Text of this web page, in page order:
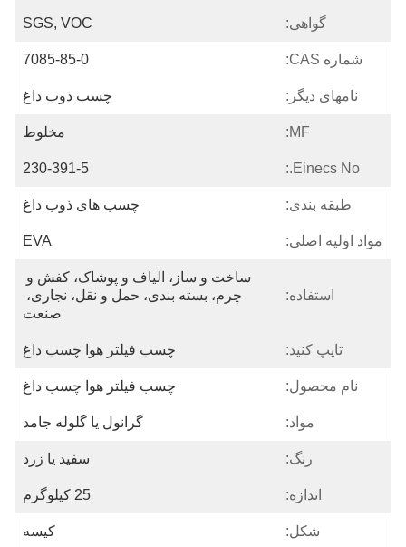
گواهی: SGS, VOC
شماره CAS: 7085-85-0
نامهای دیگر: چسب ذوب داغ
MF: مخلوط
Einecs No.:
230-391-5
طبقه بندی: چسب های ذوب داغ
مواد اولیه اصلی: EVA
استفاده:
ساخت و ساز، الیاف و پوشاک، کفش و
چرم، بسته بندی، حمل و نقل، نجاری،
صنعت
تایپ کنید: چسب فیلتر هوا چسب داغ
نام محصول: چسب فیلتر هوا چسب داغ
مواد: گرانول یا گلوله جامد
رنگ: سفید یا زرد
اندازه: 25 کیلوگرم
شکل: کیسه